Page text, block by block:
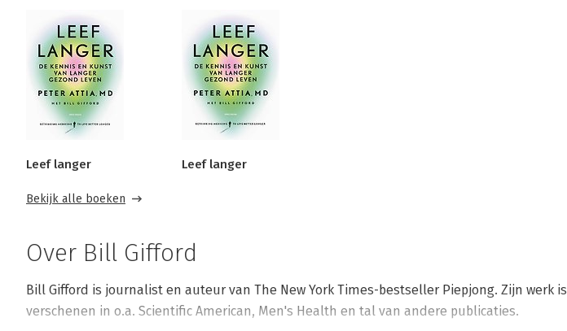
Leef langer Leef langer
Bekijk alle boeken
Over Bill Gifford
Bill Gifford is journalist en auteur van The New York Times-bestseller Piepjong. Zijn werk is
verschenen in o.a. Scientific American, Men's Health en tal van andere publicaties.